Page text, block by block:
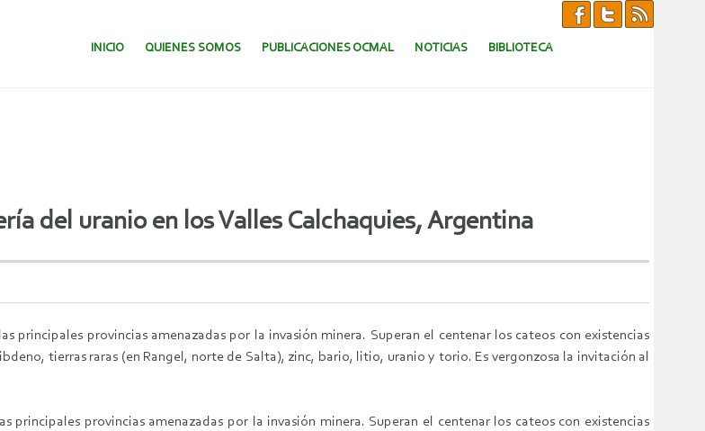
SALTAR AL CONTENIDO.
INICIO QUIENES SOMOS PUBLICACIONES OCMAL NOTICIAS BIBLIOTECA
del uranio en los Valles Calchaquies, Argentina
principales provincias amenazadas por la invasión minera. Superan el centenar los cateos con existencias
tierras raras (en Rangel, norte de Salta), zinc, bario, litio, uranio y torio. Es vergonzosa la invitación al
principales provincias amenazadas por la invasión minera. Superan el centenar los cateos con existencias